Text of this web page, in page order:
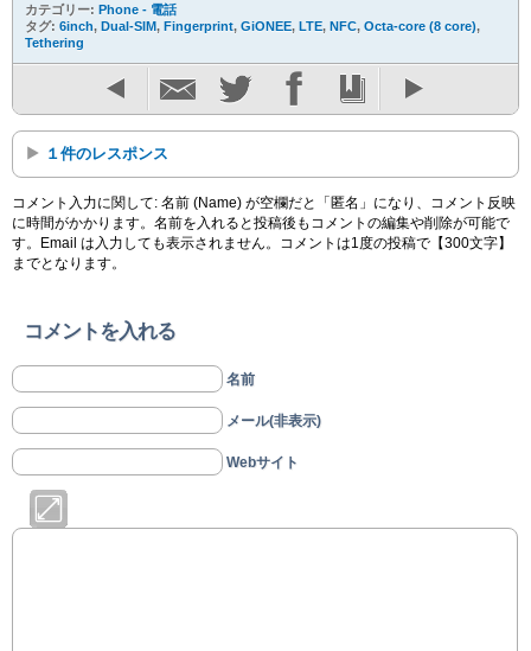
カテゴリー: Phone - 電話
タグ: 6inch, Dual-SIM, Fingerprint, GiONEE, LTE, NFC, Octa-core (8 core),
Tethering
１件のレスポンス
コメント入力に関して: 名前 (Name) が空欄だと「匿名」になり、コメント反映
に時間がかかります。名前を入れると投稿後もコメントの編集や削除が可能で
す。Email は入力しても表示されません。コメントは1度の投稿で【300文字】
までとなります。
コメントを入れる
名前
メール(非表示)
Webサイト